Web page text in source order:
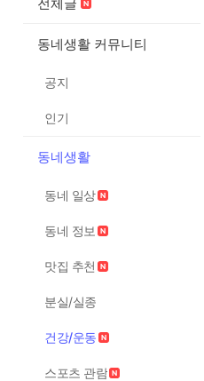
동네생활 커뮤니티
공지
인기
동네생활
동네 일상
동네 정보
맛집 추천
분실/실종
건강/운동
스포츠 관람